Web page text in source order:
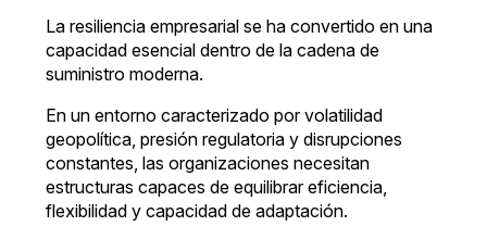
La resiliencia empresarial se ha convertido en una
capacidad esencial dentro de la cadena de
suministro moderna.
En un entorno caracterizado por volatilidad
geopolítica, presión regulatoria y disrupciones
constantes, las organizaciones necesitan
estructuras capaces de equilibrar eficiencia,
flexibilidad y capacidad de adaptación.